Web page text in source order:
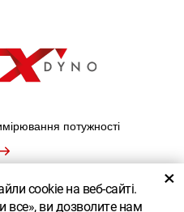
cookie на веб-сайті.
все», ви дозволите нам
×
потужності
ВЕРСІЮ